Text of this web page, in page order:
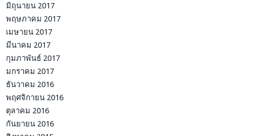
มิถุนายน 2017
พฤษภาคม 2017
เมษายน 2017
มีนาคม 2017
กุมภาพันธ์ 2017
มกราคม 2017
ธันวาคม 2016
พฤศจิกายน 2016
ตุลาคม 2016
กันยายน 2016